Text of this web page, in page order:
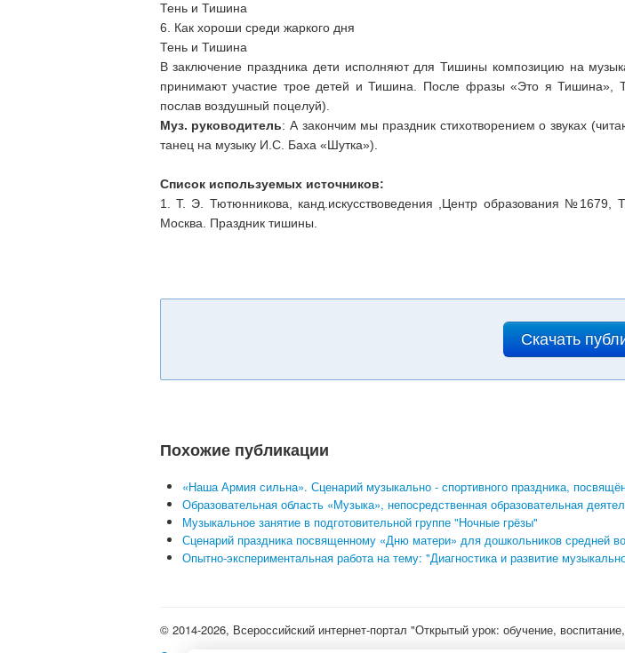
Тень и Тишина
6. Как хороши среди жаркого дня
Тень и Тишина
В заключение праздника дети исполняют для Тишины композицию на
принимают участие трое детей и Тишина. После фразы «Это я Тишина»,
послав воздушный поцелуй).
Муз. руководитель: А закончим мы праздник стихотворением о звуках
танец на музыку И.С. Баха «Шутка»).
Список используемых источников:
1. Т. Э. Тютюнникова, канд.искусствоведения ,Центр образования №1679,
Москва. Праздник тишины.
Скачать
Похожие публикации
«Наша Армия сильна». Сценарий музыкально - спортивного праздника,
Образовательная область «Музыка», непосредственная образовательная
Музыкальное занятие в подготовительной группе "Ночные грёзы"
Сценарий праздника посвященному «Дню матери» для дошкольников средней
Опытно-экспериментальная работа на тему: "Диагностика и развитие
© 2014-2026, Всероссийский интернет-портал "Открытый урок: обучение,